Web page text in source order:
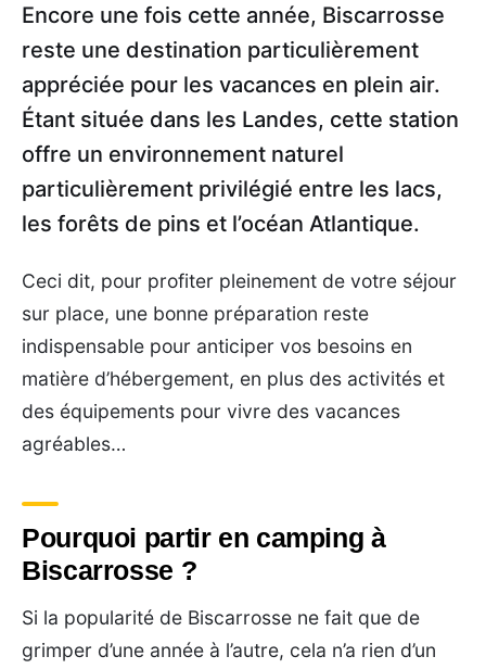
Encore une fois cette année, Biscarrosse
reste une destination particulièrement
appréciée pour les vacances en plein air.
Étant située dans les Landes, cette station
offre un environnement naturel
particulièrement privilégié entre les lacs,
les forêts de pins et l’océan Atlantique.
Ceci dit, pour profiter pleinement de votre séjour
sur place, une bonne préparation reste
indispensable pour anticiper vos besoins en
matière d’hébergement, en plus des activités et
des équipements pour vivre des vacances
agréables…
Pourquoi partir en camping à
Biscarrosse ?
Si la popularité de Biscarrosse ne fait que de
grimper d’une année à l’autre, cela n’a rien d’un